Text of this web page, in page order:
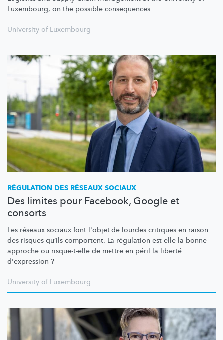
Luxembourg, on the possible consequences.
University of Luxembourg
RÉGULATION DES RÉSEAUX SOCIAUX
Des limites pour Facebook, Google et
consorts
Les réseaux sociaux font l'objet de lourdes critiques en raison
des risques qu’ils comportent. La régulation est-elle la bonne
approche ou risque-t-elle de mettre en péril la liberté
d'expression ?
University of Luxembourg